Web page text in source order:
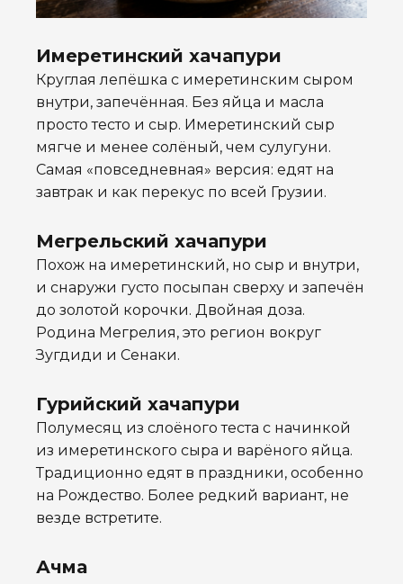
Имеретинский хачапури
Круглая лепёшка с имеретинским сыром
внутри, запечённая. Без яйца и масла
просто тесто и сыр. Имеретинский сыр
мягче и менее солёный, чем сулугуни.
Самая «повседневная» версия: едят на
завтрак и как перекус по всей Грузии.
Мегрельский хачапури
Похож на имеретинский, но сыр и внутри,
и снаружи густо посыпан сверху и запечён
до золотой корочки. Двойная доза.
Родина Мегрелия, это регион вокруг
Зугдиди и Сенаки.
Гурийский хачапури
Полумесяц из слоёного теста с начинкой
из имеретинского сыра и варёного яйца.
Традиционно едят в праздники, особенно
на Рождество. Более редкий вариант, не
везде встретите.
Ачма